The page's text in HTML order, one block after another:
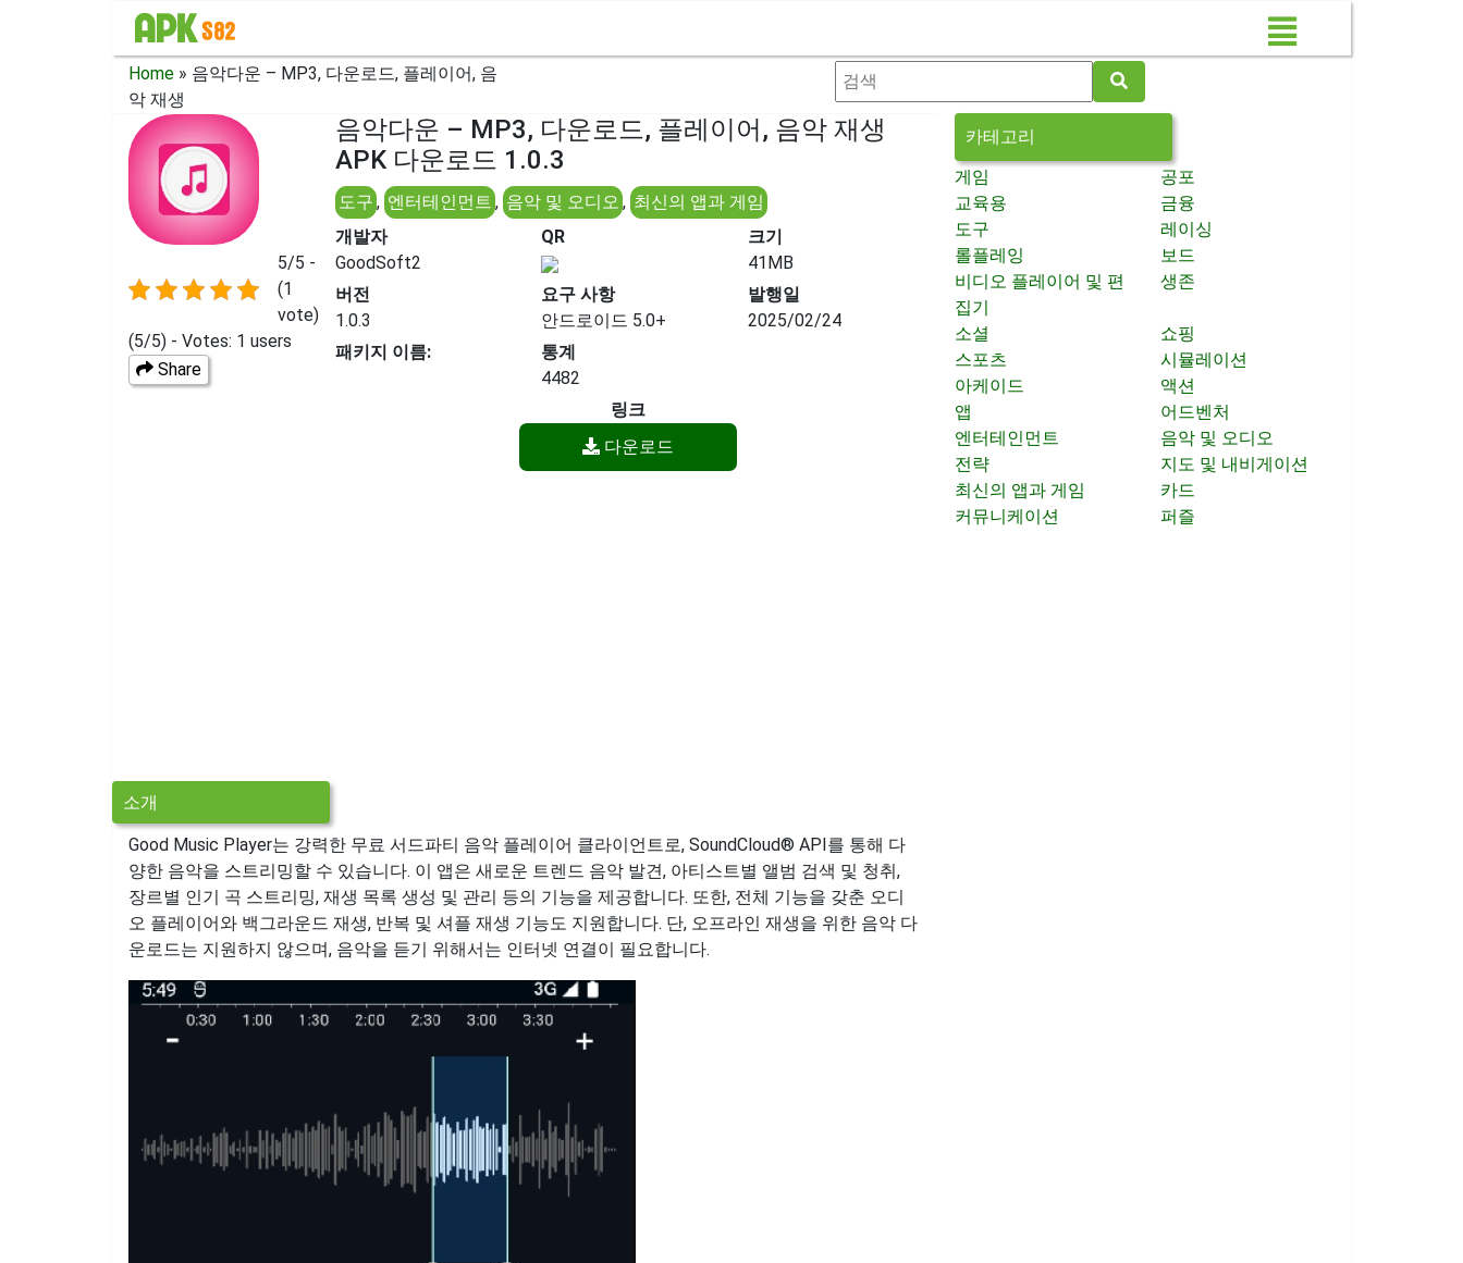
Home » 음악다운 – MP3, 다운로드, 플레이어, 음
악 재생
5/5 -
(1
vote)
(5/5) - Votes: 1 users
Share
음악다운 – MP3, 다운로드, 플레이어, 음악 재생
APK 다운로드 1.0.3
도구, 엔터테인먼트, 음악 및 오디오, 최신의 앱과 게임
개발자
GoodSoft2
QR
크기
41MB
버전
1.0.3
요구 사항
안드로이드 5.0+
발행일
2025/02/24
패키지 이름:
통계
4482
링크
다운로드
소개
Good Music Player는 강력한 무료 서드파티 음악 플레이어 클라이언트로, SoundCloud® API를 통해 다
양한 음악을 스트리밍할 수 있습니다. 이 앱은 새로운 트렌드 음악 발견, 아티스트별 앨범 검색 및 청취,
장르별 인기 곡 스트리밍, 재생 목록 생성 및 관리 등의 기능을 제공합니다. 또한, 전체 기능을 갖춘 오디
오 플레이어와 백그라운드 재생, 반복 및 셔플 재생 기능도 지원합니다. 단, 오프라인 재생을 위한 음악 다
운로드는 지원하지 않으며, 음악을 듣기 위해서는 인터넷 연결이 필요합니다.
카테고리
게임
공포
교육용
금융
도구
레이싱
롤플레잉
보드
비디오 플레이어 및 편
집기
생존
소셜
쇼핑
스포츠
시뮬레이션
아케이드
액션
앱
어드벤처
엔터테인먼트
음악 및 오디오
전략
지도 및 내비게이션
최신의 앱과 게임
카드
커뮤니케이션
퍼즐